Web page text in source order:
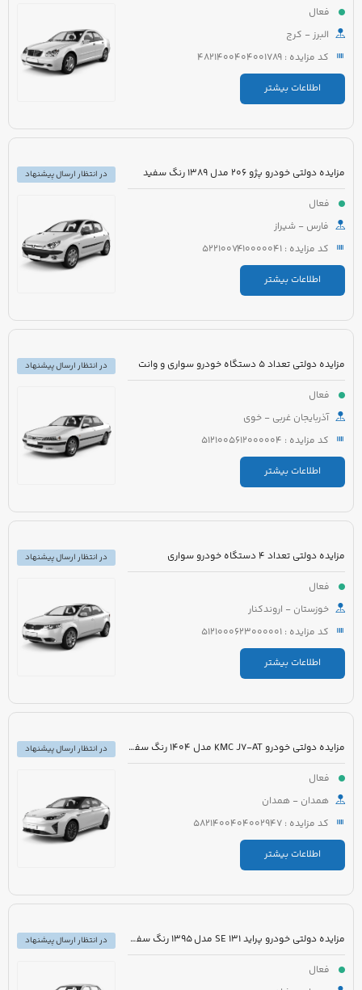
فعال
البرز - کرج
کد مزایده : 4821400404001789
اطلاعات بیشتر
مزایده دولتی خودرو پژو 206 مدل 1389 رنگ سفید
فعال
فارس - شیراز
کد مزایده : 5221007410000041
اطلاعات بیشتر
در انتظار ارسال پیشنهاد
مزایده دولتی تعداد 5 دستگاه خودرو سواری و وانت
فعال
آذربایجان غربی - خوی
کد مزایده : 5121005612000004
اطلاعات بیشتر
در انتظار ارسال پیشنهاد
مزایده دولتی تعداد 4 دستگاه خودرو سواری
فعال
خوزستان - اروندکنار
کد مزایده : 5121000623000001
اطلاعات بیشتر
در انتظار ارسال پیشنهاد
مزایده دولتی خودرو KMC J7-AT مدل 1404 رنگ سفید
فعال
همدان - همدان
کد مزایده : 5821400404002947
اطلاعات بیشتر
در انتظار ارسال پیشنهاد
مزایده دولتی خودرو پراید 131 SE مدل 1395 رنگ سفید روغنی
فعال
در انتظار ارسال پیشنهاد